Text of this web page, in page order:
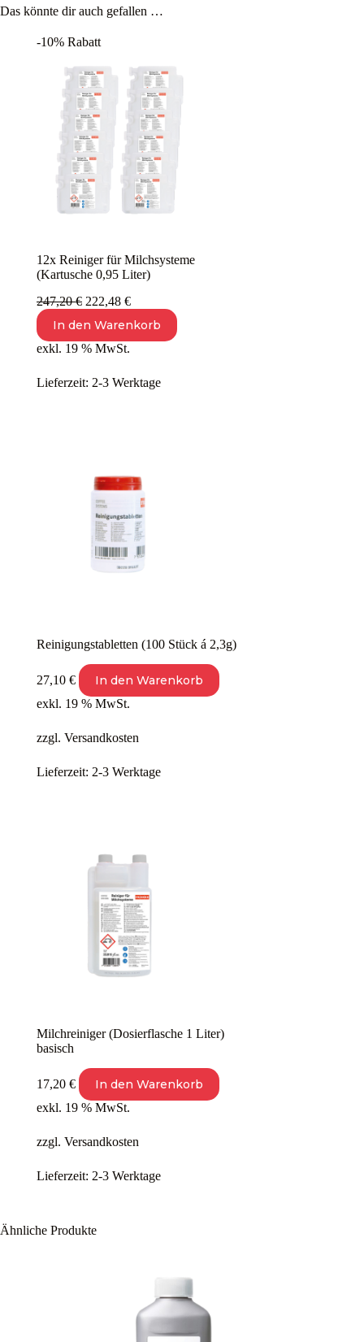
Das könnte dir auch gefallen …
-10% Rabatt
12x Reiniger für Milchsysteme
(Kartusche 0,95 Liter)
247,20€ Ursprünglicher
war:
247,20 €
222,48 €Aktueller
ist:
222,48 €.
In den Warenkorb
exkl. 19 % MwSt.
Lieferzeit: 2-3 Werktage
Reinigungstabletten (100 Stück á 2,3g)
27,10 € In den Warenkorb
exkl. 19 % MwSt.
zzgl. Versandkosten
Lieferzeit: 2-3 Werktage
Milchreiniger (Dosierflasche 1 Liter)
basisch
17,20 € In den Warenkorb
exkl. 19 % MwSt.
zzgl. Versandkosten
Lieferzeit: 2-3 Werktage
Ähnliche Produkte